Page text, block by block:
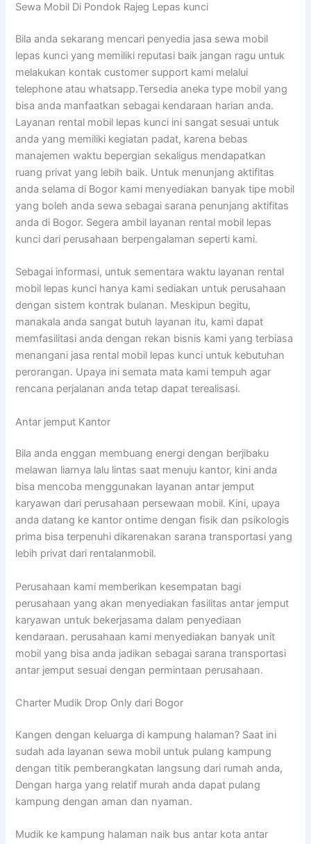
Sewa Mobil Di Pondok Rajeg Lepas kunci
Bila anda sekarang mencari penyedia jasa sewa mobil
lepas kunci yang memiliki reputasi baik jangan ragu untuk
melakukan kontak customer support kami melalui
telephone atau whatsapp.Tersedia aneka type mobil yang
bisa anda manfaatkan sebagai kendaraan harian anda.
Layanan rental mobil lepas kunci ini sangat sesuai untuk
anda yang memiliki kegiatan padat, karena bebas
manajemen waktu bepergian sekaligus mendapatkan
ruang privat yang lebih baik. Untuk menunjang aktifitas
anda selama di Bogor kami menyediakan banyak tipe mobil
yang boleh anda sewa sebagai sarana penunjang aktifitas
anda di Bogor. Segera ambil layanan rental mobil lepas
kunci dari perusahaan berpengalaman seperti kami.
Sebagai informasi, untuk sementara waktu layanan rental
mobil lepas kunci hanya kami sediakan untuk perusahaan
dengan sistem kontrak bulanan. Meskipun begitu,
manakala anda sangat butuh layanan itu, kami dapat
memfasilitasi anda dengan rekan bisnis kami yang terbiasa
menangani jasa rental mobil lepas kunci untuk kebutuhan
perorangan. Upaya ini semata mata kami tempuh agar
rencana perjalanan anda tetap dapat terealisasi.
Antar jemput Kantor
Bila anda enggan membuang energi dengan berjibaku
melawan liarnya lalu lintas saat menuju kantor, kini anda
bisa mencoba menggunakan layanan antar jemput
karyawan dari perusahaan persewaan mobil. Kini, upaya
anda datang ke kantor ontime dengan fisik dan psikologis
prima bisa terpenuhi dikarenakan sarana transportasi yang
lebih privat dari rentalanmobil.
Perusahaan kami memberikan kesempatan bagi
perusahaan yang akan menyediakan fasilitas antar jemput
karyawan untuk bekerjasama dalam penyediaan
kendaraan. perusahaan kami menyediakan banyak unit
mobil yang bisa anda jadikan sebagai sarana transportasi
antar jemput sesuai dengan permintaan perusahaan.
Charter Mudik Drop Only dari Bogor
Kangen dengan keluarga di kampung halaman? Saat ini
sudah ada layanan sewa mobil untuk pulang kampung
dengan titik pemberangkatan langsung dari rumah anda,
Dengan harga yang relatif murah anda dapat pulang
kampung dengan aman dan nyaman.
Mudik ke kampung halaman naik bus antar kota antar